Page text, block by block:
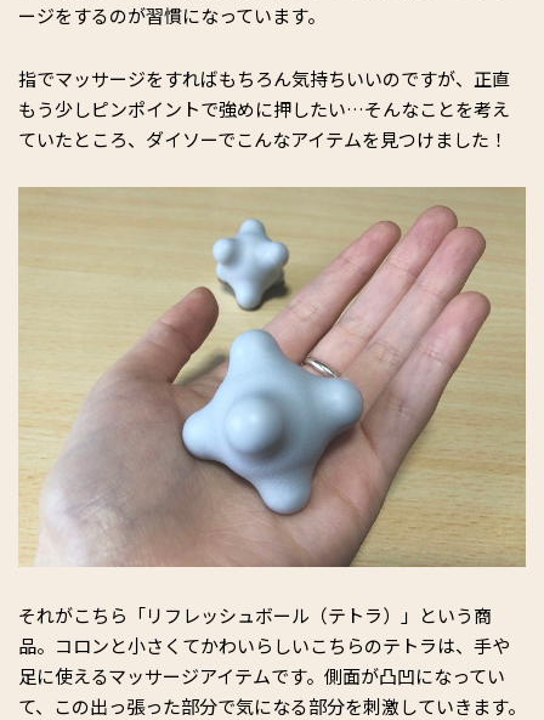
ージをするのが習慣になっています。
指でマッサージをすればもちろん気持ちいいのですが、正直
もう少しピンポイントで強めに押したい…そんなことを考え
ていたところ、ダイソーでこんなアイテムを見つけました！
それがこちら「リフレッシュボール（テトラ）」という商
品。コロンと小さくてかわいらしいこちらのテトラは、手や
足に使えるマッサージアイテムです。側面が凸凹になってい
て、この出っ張った部分で気になる部分を刺激していきます。